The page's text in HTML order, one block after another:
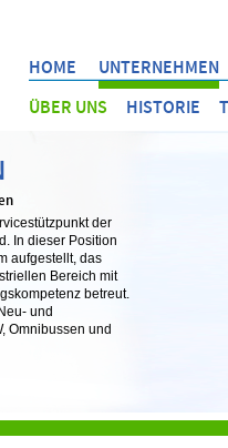
HOME UNTERNEHMEN
ÜBER UNS HISTORIE
der
In dieser Position
aufgestellt, das
Bereich mit
betreut.
und
Omnibussen und